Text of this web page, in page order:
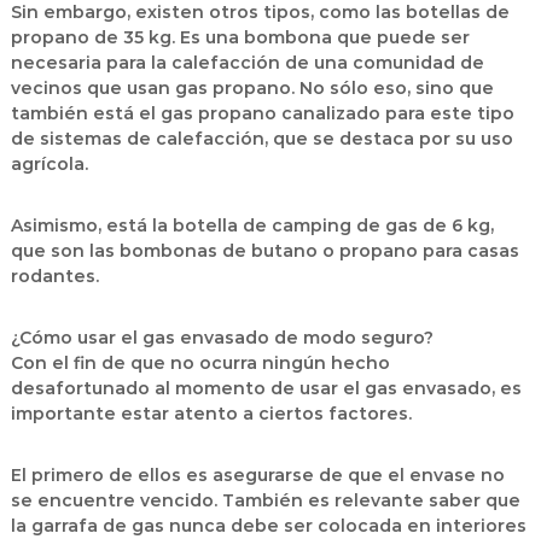
Sin embargo, existen otros tipos, como las botellas de
propano de 35 kg. Es una bombona que puede ser
necesaria para la calefacción de una comunidad de
vecinos que usan gas propano. No sólo eso, sino que
también está el gas propano canalizado para este tipo
de sistemas de calefacción, que se destaca por su uso
agrícola.
Asimismo, está la botella de camping de gas de 6 kg,
que son las bombonas de butano o propano para casas
rodantes.
¿Cómo usar el gas envasado de modo seguro?
Con el fin de que no ocurra ningún hecho
desafortunado al momento de usar el gas envasado, es
importante estar atento a ciertos factores.
El primero de ellos es asegurarse de que el envase no
se encuentre vencido. También es relevante saber que
la garrafa de gas nunca debe ser colocada en interiores